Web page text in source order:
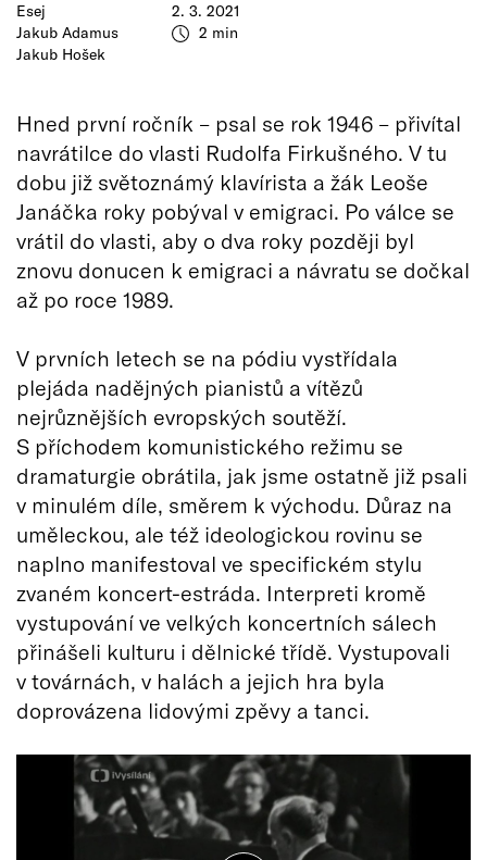
Esej
Jakub Adamus
Jakub Hošek
2. 3. 2021
2 min
Hned první ročník – psal se rok 1946 – přivítal
navrátilce do vlasti Rudolfa Firkušného. V tu
dobu již světoznámý klavírista a žák Leoše
Janáčka roky pobýval v emigraci. Po válce se
vrátil do vlasti, aby o dva roky později byl
znovu donucen k emigraci a návratu se dočkal
až po roce 1989.
V prvních letech se na pódiu vystřídala
plejáda nadějných pianistů a vítězů
nejrůznějších evropských soutěží.
S příchodem komunistického režimu se
dramaturgie obrátila, jak jsme ostatně již psali
v minulém díle, směrem k východu. Důraz na
uměleckou, ale též ideologickou rovinu se
naplno manifestoval ve specifickém stylu
zvaném koncert-estráda. Interpreti kromě
vystupování ve velkých koncertních sálech
přinášeli kulturu i dělnické třídě. Vystupovali
v továrnách, v halách a jejich hra byla
doprovázena lidovými zpěvy a tanci.